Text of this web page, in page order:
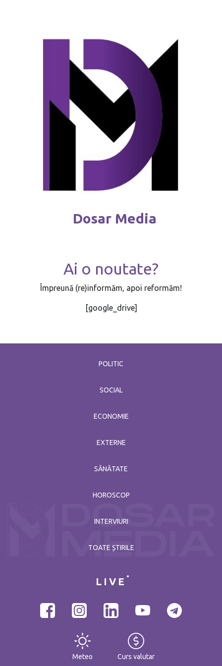
Zelenski se declară convins de victoria
asupra invadatorilor
Dosar Media
Ai o noutate?
Împreună (re)informăm, apoi reformăm!
[google_drive]
POLITIC
SOCIAL
ECONOMIE
EXTERNE
SĂNĂTATE
HOROSCOP
INTERVIURI
TOATE ȘTIRILE
LIVE
Meteo Curs valutar